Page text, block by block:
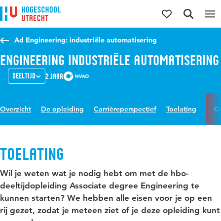
Direct naar de inhoud
Direct naar de hoofdnavigatie
Direct naar de zoekfunctie
Ad Engineering: industriële automatisering
Engineering Industriële Automatisering
Deeltijd 2 jaar
Overzicht De opleiding Carrièreperspectief Toelating
Toelating
Wil je weten wat je nodig hebt om met de hbo-
deeltijdopleiding Associate degree Engineering te
kunnen starten? We hebben alle eisen voor je op een
rij gezet, zodat je meteen ziet of je deze opleiding kunt